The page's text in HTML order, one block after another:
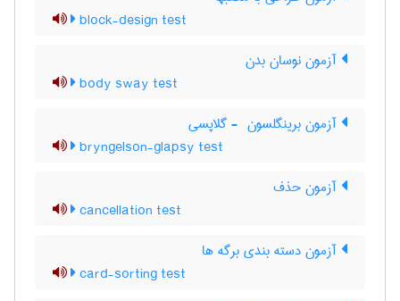
block-design test
آزمون نوسان بدن
body sway test
آزمون برینگلسون ‎ - گلاپسی
bryngelson-glapsy test
آزمون حذف
cancellation test
آزمون دسته بندی برگه ها
card-sorting test